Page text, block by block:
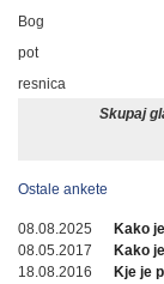
Bog
pot
resnica
Skupaj
Ostale ankete
08.08.2025
Kako
08.05.2017
Kako
18.08.2016
Kje je